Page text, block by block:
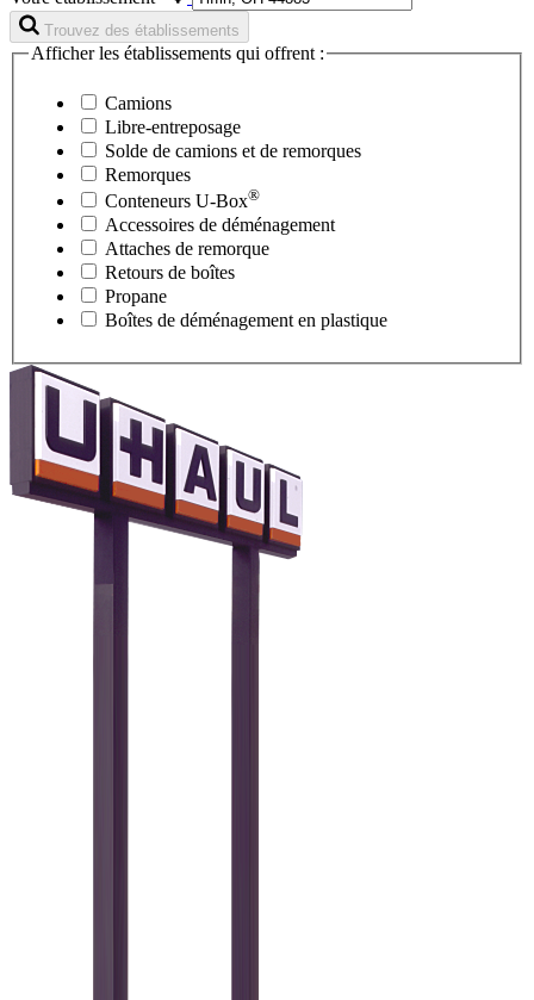
Trouvez des établissements
Afficher les établissements qui offrent :
Camions
Libre-entreposage
Solde de camions et de remorques
Remorques
Conteneurs U-Box®
Accessoires de déménagement
Attaches de remorque
Retours de boîtes
Propane
Boîtes de déménagement en plastique